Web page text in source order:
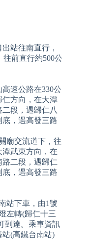
站往南直行，
前直行約500公
速公路在330公
仁方向，在大潭
段，遇歸仁八
，遇高發三路
廟交流道下，往
武東方向，在
二段，遇歸仁
，遇高發三路
站下車，由1號
左轉(歸仁十三
到達。乘車資訊
(高鐵台南站)